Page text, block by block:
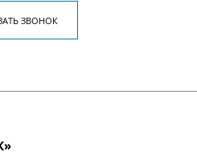
ЗВОНОК